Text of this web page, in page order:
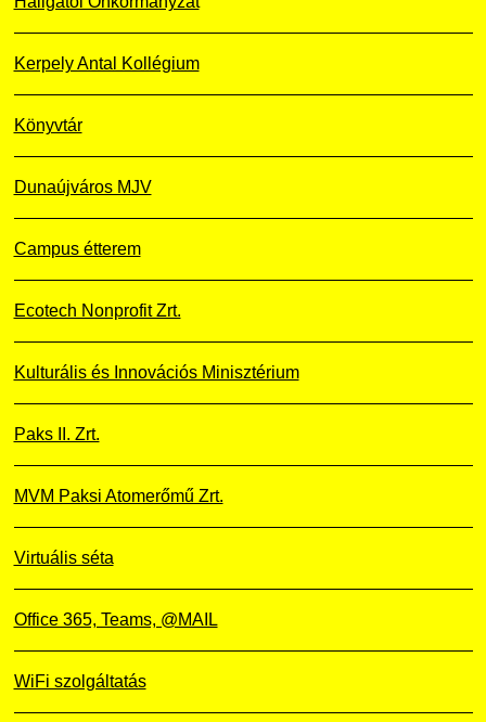
Kerpely Antal Kollégium
Könyvtár
Dunaújváros MJV
Campus étterem
Ecotech Nonprofit Zrt.
Kulturális és Innovációs Minisztérium
Paks II. Zrt.
MVM Paksi Atomerőmű Zrt.
Virtuális séta
Office 365, Teams, @MAIL
WiFi szolgáltatás